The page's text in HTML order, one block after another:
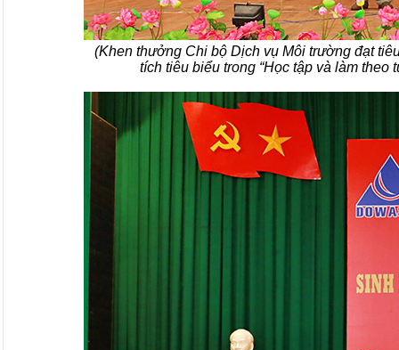
(Khen thưởng Chi bộ Dịch vụ Môi trường đạt
tích tiêu biểu trong “Học tập và làm